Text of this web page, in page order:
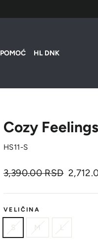
POMOĆ HL DNK
Cozy
HS11-S
Originalna
3,390.00 RSD Cena
VELIČINA
S M L